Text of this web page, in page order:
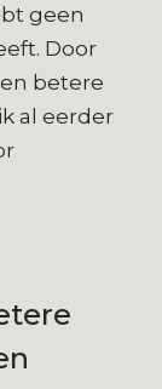
geen
Door
betere
al eerder